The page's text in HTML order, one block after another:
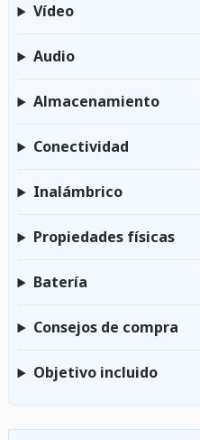
Vídeo
Audio
Almacenamiento
Conectividad
Inalámbrico
Propiedades físicas
Batería
Consejos de compra
Objetivo incluido